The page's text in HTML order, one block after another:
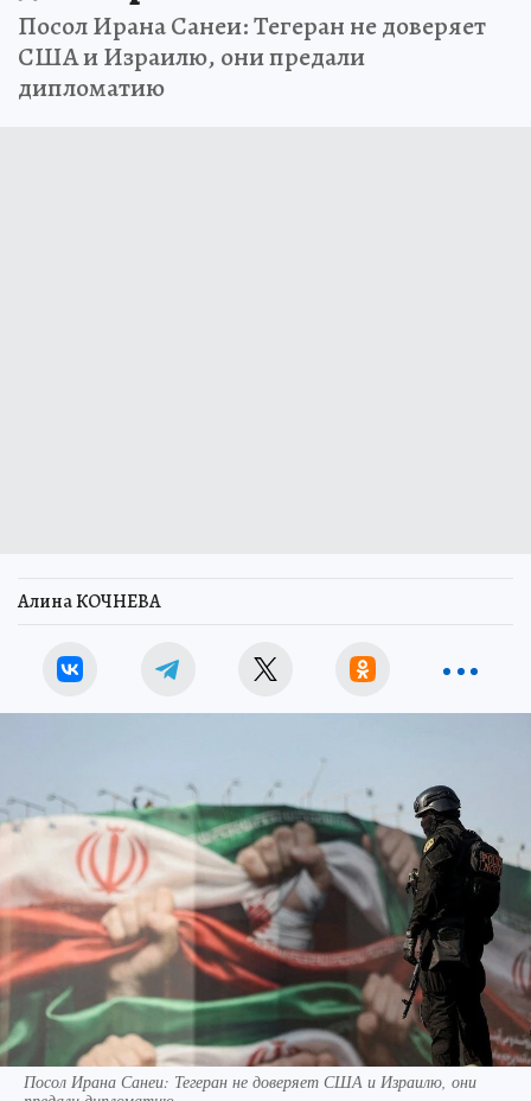
Посол Ирана Санеи: Тегеран не доверяет
США и Израилю, они предали
дипломатию
Алина КОЧНЕВА
Посол Ирана Санеи: Тегеран не доверяет США и Израилю, они